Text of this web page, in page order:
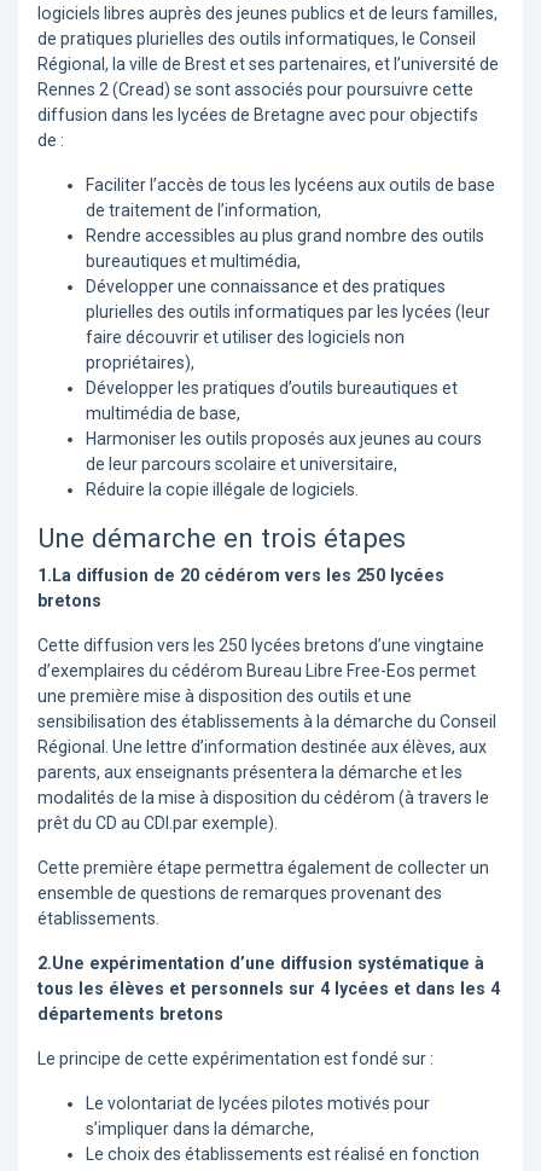
logiciels libres auprès des jeunes publics et de leurs familles,
de pratiques plurielles des outils informatiques, le Conseil
Régional, la ville de Brest et ses partenaires, et l’université de
Rennes 2 (Cread) se sont associés pour poursuivre cette
diffusion dans les lycées de Bretagne avec pour objectifs
de :
Faciliter l’accès de tous les lycéens aux outils de base
de traitement de l’information,
Rendre accessibles au plus grand nombre des outils
bureautiques et multimédia,
Développer une connaissance et des pratiques
plurielles des outils informatiques par les lycées (leur
faire découvrir et utiliser des logiciels non
propriétaires),
Développer les pratiques d’outils bureautiques et
multimédia de base,
Harmoniser les outils proposés aux jeunes au cours
de leur parcours scolaire et universitaire,
Réduire la copie illégale de logiciels.
Une démarche en trois étapes
1.La diffusion de 20 cédérom vers les 250 lycées
bretons
Cette diffusion vers les 250 lycées bretons d’une vingtaine
d’exemplaires du cédérom Bureau Libre Free-Eos permet
une première mise à disposition des outils et une
sensibilisation des établissements à la démarche du Conseil
Régional. Une lettre d’information destinée aux élèves, aux
parents, aux enseignants présentera la démarche et les
modalités de la mise à disposition du cédérom (à travers le
prêt du CD au CDI.par exemple).
Cette première étape permettra également de collecter un
ensemble de questions de remarques provenant des
établissements.
2.Une expérimentation d’une diffusion systématique à
tous les élèves et personnels sur 4 lycées et dans les 4
départements bretons
Le principe de cette expérimentation est fondé sur :
Le volontariat de lycées pilotes motivés pour
s’impliquer dans la démarche,
Le choix des établissements est réalisé en fonction